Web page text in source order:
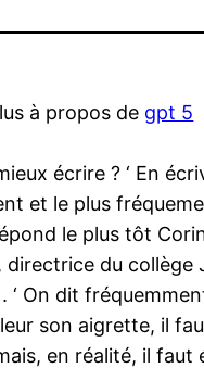
à propos de gpt 5
écrire ? ‘ En
et le plus
le plus tôt
directrice du collège
‘ On dit
son aigrette, il
en réalité, il faut